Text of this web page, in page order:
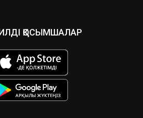
ҚОСЫМШАЛАР